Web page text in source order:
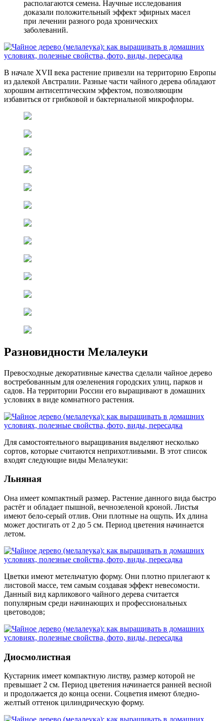
располагаются семена. Научные исследования
доказали положительный эффект эфирных масел
при лечении разного рода хронических
заболеваний.
В начале XVII века растение привезли на территорию Европы
из далекой Австралии. Разные части чайного дерева обладают
хорошим антисептическим эффектом, позволяющим
избавиться от грибковой и бактериальной микрофлоры.
Разновидности Мелалеуки
Превосходные декоративные качества сделали чайное дерево
востребованным для озеленения городских улиц, парков и
садов. На территории России его выращивают в домашних
условиях в виде комнатного растения.
Для самостоятельного выращивания выделяют несколько
сортов, которые считаются неприхотливыми. В этот список
входят следующие виды Мелалеуки:
Льняная
Она имеет компактный размер. Растение данного вида быстро
растёт и обладает пышной, вечнозеленой кроной. Листья
имеют бело-серый отлив. Они плотные на ощупь. Их длина
может достигать от 2 до 5 см. Период цветения начинается
летом.
Цветки имеют метельчатую форму. Они плотно прилегают к
листовой массе, тем самым создавая эффект невесомости.
Данный вид карликового чайного дерева считается
популярным среди начинающих и профессиональных
цветоводов;
Диосмолистная
Кустарник имеет компактную листву, размер которой не
превышает 2 см. Период цветения начинается ранней весной
и продолжается до конца осени. Соцветия имеют бледно-
желтый оттенок цилиндрическую форму.